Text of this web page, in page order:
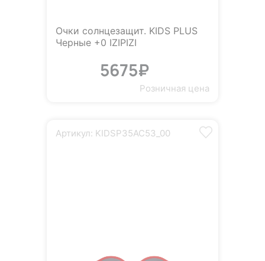
Очки солнцезащит. KIDS PLUS
Черные +0 IZIPIZI
5675₽
Розничная цена
Артикул: KIDSP35AC53_00